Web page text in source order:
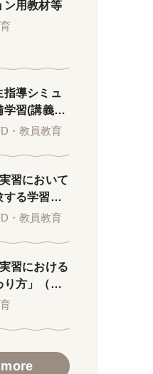
ン用教材等
指導シミュ
学習(講義者
・教員教育
習において
する学習環
・教員教育
習における
り方」（講
more